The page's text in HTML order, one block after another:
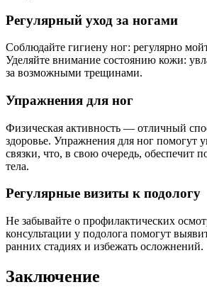
Регулярный уход за ногами
Соблюдайте гигиену ног: регулярно
Уделяйте внимание состоянию кожи:
за возможными трещинами.
Упражнения для ног
Физическая активность — отличный
здоровье. Упражнения для ног помогут
связки, что, в свою очередь, обеспечит
тела.
Регулярные визиты к подологу
Не забывайте о профилактических
консультации у подолога помогут
ранних стадиях и избежать осложнений.
Заключение